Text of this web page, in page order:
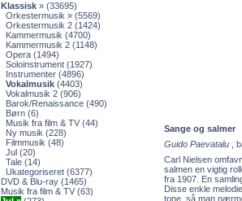
Klassisk » (33695)
Orkestermusik » (5569)
Orkestermusik 2 (1424)
Kammermusik (4700)
Kammermusik 2 (1148)
Opera (1494)
Soloinstrument (1927)
Instrumenter (4896)
Vokalmusik (4403)
Vokalmusik 2 (906)
Barok/Renaissance (490)
Børn (6)
Musik fra film & TV (44)
Ny musik (228)
Filmmusik (48)
Jul (20)
Tale (14)
Ukategoriseret (6377)
DVD & Blu-ray (1465)
Musik fra film & TV (63)
Sange og salmer
Guido Paevatalu
,
Carl Nielsen
salmen en vigtig
fra 1907. En
Disse enkle
tone, så man